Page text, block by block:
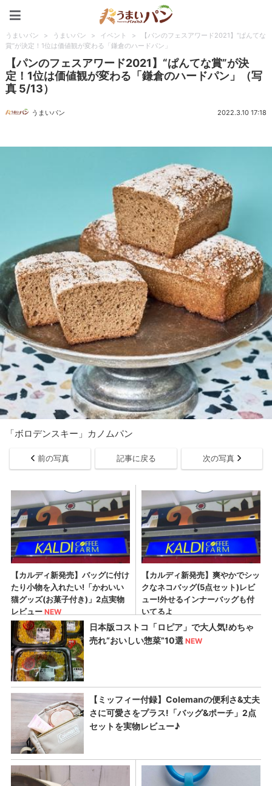
うまいパン > うまいパン > イベント >
【パンのフェスアワード2021】“ぱんてな
賞”が決定！1位は価値観が変わる「鎌倉のハードパン」
【パンのフェスアワード2021】“ぱんてな賞”が決
定！1位は価値観が変わる「鎌倉のハードパン」（写
真 5/13）
うまいパン 2022.3.10 17:18
「ボロデンスキー」カノムパン
前の写真 記事に戻る 次の写真